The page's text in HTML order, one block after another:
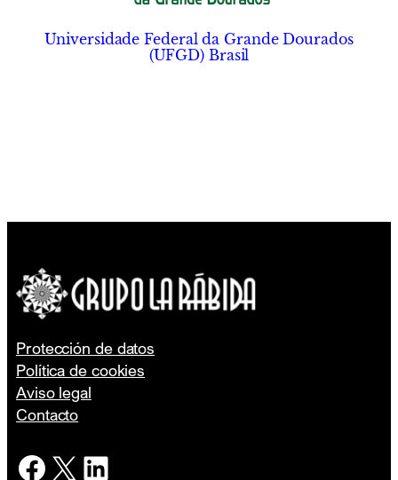
Universidade Federal da Grande Dourados
(UFGD) Brasil
Protección de datos
Política de cookies
Aviso legal
Contacto
Facebook
X LinkedIn